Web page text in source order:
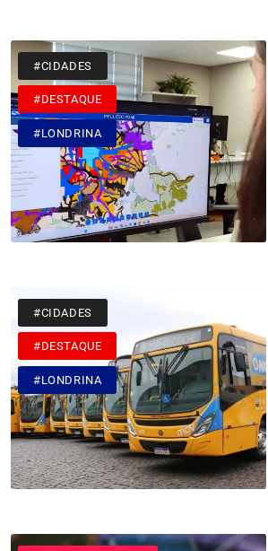
#CIDADES
#DESTAQUE
#LONDRINA
#CIDADES
#DESTAQUE
#LONDRINA